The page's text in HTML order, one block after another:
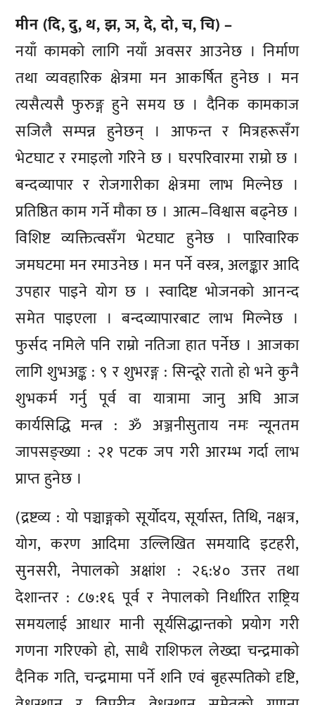
मीन (दि, दु, थ, झ, ञ, दे, दो, च, चि) –
नयाँ कामको लागि नयाँ अवसर आउनेछ । निर्माण
तथा व्यवहारिक क्षेत्रमा मन आकर्षित हुनेछ । मन
त्यसैत्यसै फुरुङ्ग हुने समय छ । दैनिक कामकाज
सजिलै सम्पन्न हुनेछन् । आफन्त र मित्रहरूसँग
भेटघाट र रमाइलो गरिने छ । घरपरिवारमा राम्रो छ ।
बन्दव्यापार र रोजगारीका क्षेत्रमा लाभ मिल्नेछ ।
प्रतिष्ठित काम गर्ने मौका छ । आत्म–विश्वास बढ्नेछ ।
विशिष्ट व्यक्तित्वसँग भेटघाट हुनेछ । पारिवारिक
जमघटमा मन रमाउनेछ । मन पर्ने वस्त्र, अलङ्कार आदि
उपहार पाइने योग छ । स्वादिष्ट भोजनको आनन्द
समेत पाइएला । बन्दव्यापारबाट लाभ मिल्नेछ ।
फुर्सद नमिले पनि राम्रो नतिजा हात पर्नेछ । आजका
लागि शुभअङ्क : ९ र शुभरङ्ग : सिन्दूरे रातो हो भने कुनै
शुभकर्म गर्नु पूर्व वा यात्रामा जानु अघि आज
कार्यसिद्धि मन्त्र : ॐ अञ्जनीसुताय नमः न्यूनतम
जापसङ्ख्या : २१ पटक जप गरी आरम्भ गर्दा लाभ
प्राप्त हुनेछ ।
(द्रष्टव्य : यो पञ्चाङ्गको सूर्योदय, सूर्यास्त, तिथि, नक्षत्र,
योग, करण आदिमा उल्लिखित समयादि इटहरी,
सुनसरी, नेपालको अक्षांश : २६:४० उत्तर तथा
देशान्तर : ८७:१६ पूर्व र नेपालको निर्धारित राष्ट्रिय
समयलाई आधार मानी सूर्यसिद्धान्तको प्रयोग गरी
गणना गरिएको हो, साथै राशिफल लेख्दा चन्द्रमाको
दैनिक गति, चन्द्रमामा पर्ने शनि एवं बृहस्पतिको दृष्टि,